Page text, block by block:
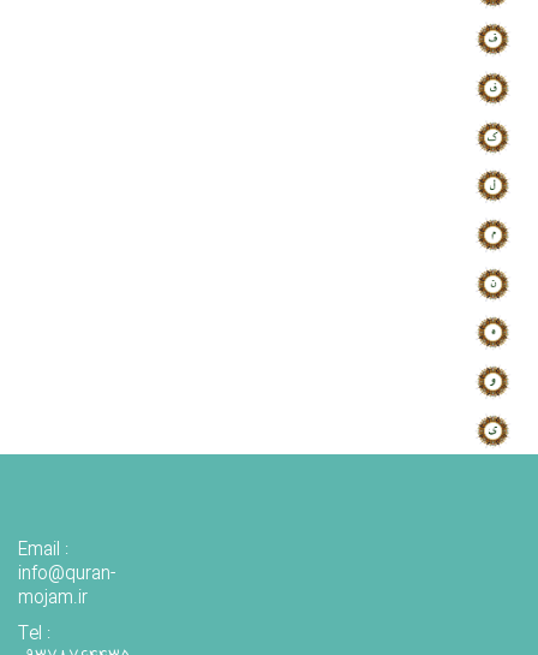
Email :
info@quran-
mojam.ir
Tel :